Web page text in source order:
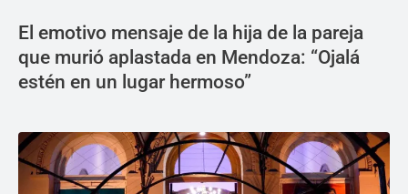
El emotivo mensaje de la hija de la pareja
que murió aplastada en Mendoza: “Ojalá
estén en un lugar hermoso”